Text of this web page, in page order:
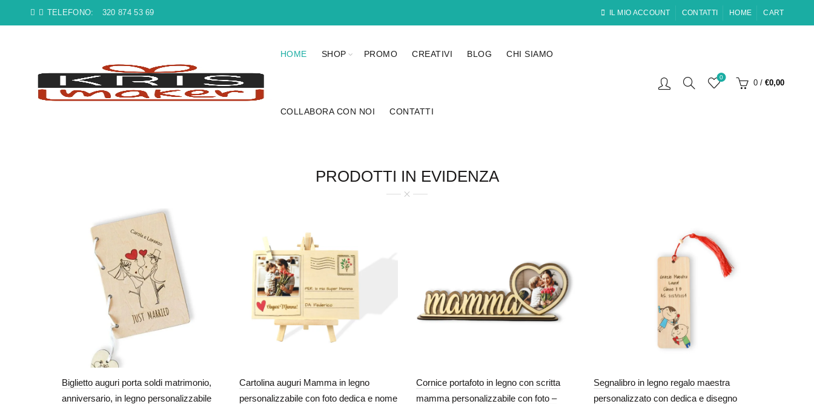
TELEFONO: 320 874 53 69 IL MIO ACCOUNT CONTATTI HOME CART
HOME SHOP PROMO CREATIVI BLOG CHI SIAMO
COLLABORA CON NOI CONTATTI
0
0 / €0,00
PRODOTTI IN EVIDENZA
Biglietto auguri porta soldi matrimonio,
anniversario, in legno personalizzabile
Cartolina auguri Mamma in legno
personalizzabile con foto dedica e nome
Cornice portafoto in legno con scritta
mamma personalizzabile con foto –
Segnalibro in legno regalo maestra
personalizzato con dedica e disegno